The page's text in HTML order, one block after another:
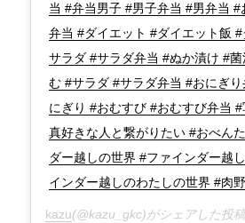
当 #弁当男子 #男子弁当 #男弁当 #
弁当 #ダイエット #ダイエット飯
サラダ #サラダ弁当 #ぬか漬け #
む #サラダ #サラダ弁当 #おにぎ
にぎり #おむすび #おむすび弁当
真好きな人と繋がりたい #おべん
ダー越しの世界 #ファインダー越
インダー越しのわたしの世界 #肉
kazu(@kazu_gkc)がシェアした投